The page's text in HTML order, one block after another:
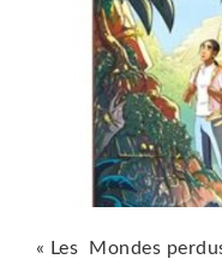
« Les Mondes